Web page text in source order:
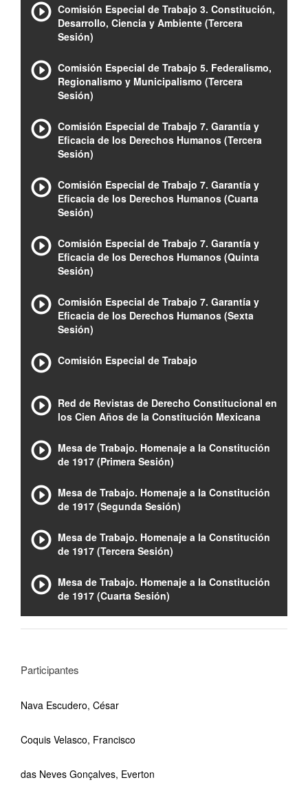
Comisión Especial de Trabajo 3. Constitución,
Desarrollo, Ciencia y Ambiente (Tercera
Sesión)
Comisión Especial de Trabajo 5. Federalismo,
Regionalismo y Municipalismo (Tercera
Sesión)
Comisión Especial de Trabajo 7. Garantía y
Eficacia de los Derechos Humanos (Tercera
Sesión)
Comisión Especial de Trabajo 7. Garantía y
Eficacia de los Derechos Humanos (Cuarta
Sesión)
Comisión Especial de Trabajo 7. Garantía y
Eficacia de los Derechos Humanos (Quinta
Sesión)
Comisión Especial de Trabajo 7. Garantía y
Eficacia de los Derechos Humanos (Sexta
Sesión)
Comisión Especial de Trabajo
Red de Revistas de Derecho Constitucional en
los Cien Años de la Constitución Mexicana
Mesa de Trabajo. Homenaje a la Constitución
de 1917 (Primera Sesión)
Mesa de Trabajo. Homenaje a la Constitución
de 1917 (Segunda Sesión)
Mesa de Trabajo. Homenaje a la Constitución
de 1917 (Tercera Sesión)
Mesa de Trabajo. Homenaje a la Constitución
de 1917 (Cuarta Sesión)
Participantes
Nava Escudero, César
Coquis Velasco, Francisco
das Neves Gonçalves, Everton